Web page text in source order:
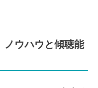
ノウハウと傾聴能